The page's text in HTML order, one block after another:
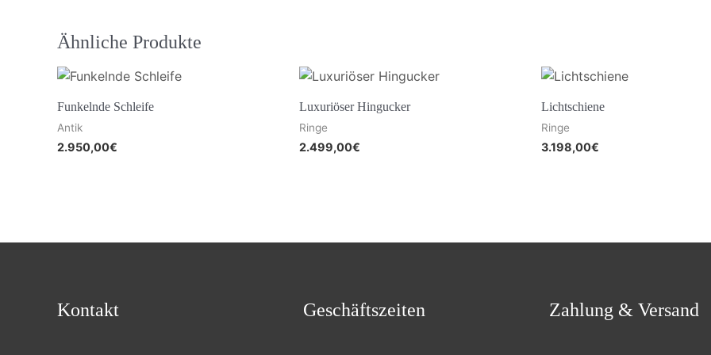
Ähnliche Produkte
Funkelnde Schleife
Antik
2.950,00€
Luxuriöser Hingucker
Ringe
2.499,00€
Lichtschiene
Ringe
3.198,00€
Kontakt Geschäftszeiten Zahlung & Versand